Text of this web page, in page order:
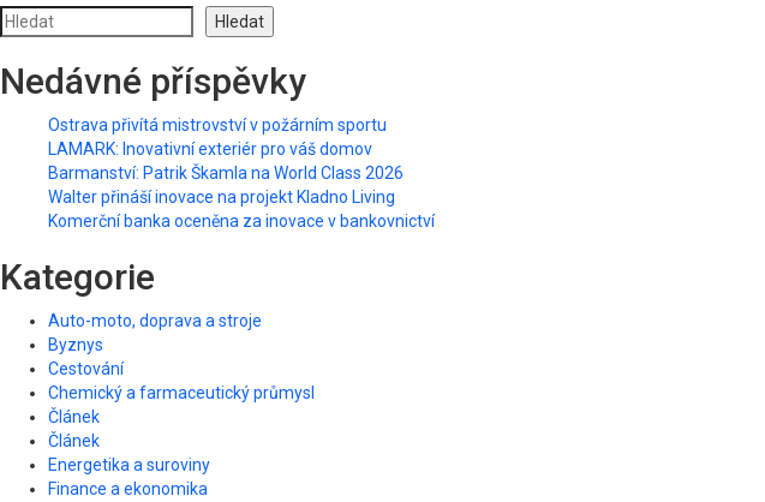
Hledat
Nedávné příspěvky
Ostrava přivítá mistrovství v požárním sportu
LAMARK: Inovativní exteriér pro váš domov
Barmanství: Patrik Škamla na World Class 2026
Walter přináší inovace na projekt Kladno Living
Komerční banka oceněna za inovace v bankovnictví
Kategorie
Auto-moto, doprava a stroje
Byznys
Cestování
Chemický a farmaceutický průmysl
Článek
Článek
Energetika a suroviny
Finance a ekonomika